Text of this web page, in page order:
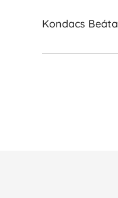
Kondacs Beáta